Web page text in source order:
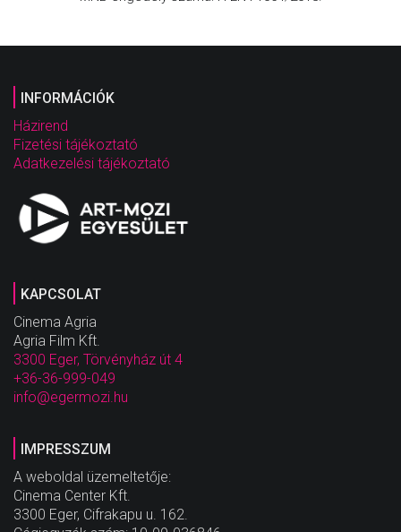
INFORMÁCIÓK
Házirend
Fizetési tájékoztató
Adatkezelési tájékoztató
KAPCSOLAT
Cinema Agria
Agria Film Kft.
3300 Eger, Törvényház út 4
+36-36-999-049
info@egermozi.hu
IMPRESSZUM
A weboldal üzemeltetője:
Cinema Center Kft.
3300 Eger, Cifrakapu u. 162.